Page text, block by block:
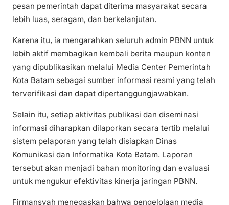
pesan pemerintah dapat diterima masyarakat secara
lebih luas, seragam, dan berkelanjutan.
Karena itu, ia mengarahkan seluruh admin PBNN untuk
lebih aktif membagikan kembali berita maupun konten
yang dipublikasikan melalui Media Center Pemerintah
Kota Batam sebagai sumber informasi resmi yang telah
terverifikasi dan dapat dipertanggungjawabkan.
Selain itu, setiap aktivitas publikasi dan diseminasi
informasi diharapkan dilaporkan secara tertib melalui
sistem pelaporan yang telah disiapkan Dinas
Komunikasi dan Informatika Kota Batam. Laporan
tersebut akan menjadi bahan monitoring dan evaluasi
untuk mengukur efektivitas kinerja jaringan PBNN.
Firmansyah menegaskan bahwa pengelolaan media